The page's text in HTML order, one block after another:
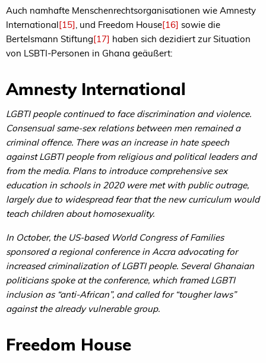
Auch namhafte Menschenrechtsorganisationen wie Amnesty
International[15], und Freedom House[16] sowie die
Bertelsmann Stiftung[17] haben sich dezidiert zur Situation
von LSBTI-Personen in Ghana geäußert:
Amnesty International
LGBTI people continued to face discrimination and violence.
Consensual same-sex relations between men remained a
criminal offence. There was an increase in hate speech
against LGBTI people from religious and political leaders and
from the media. Plans to introduce comprehensive sex
education in schools in 2020 were met with public outrage,
largely due to widespread fear that the new curriculum would
teach children about homosexuality.
In October, the US-based World Congress of Families
sponsored a regional conference in Accra advocating for
increased criminalization of LGBTI people. Several Ghanaian
politicians spoke at the conference, which framed LGBTI
inclusion as “anti-African”, and called for “tougher laws”
against the already vulnerable group.
Freedom House